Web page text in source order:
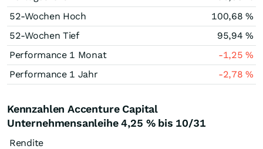
52-Wochen Hoch
100,68%
52-Wochen Tief
95,94%
Performance 1 Monat
-1,25%
Performance 1 Jahr
-2,78%
Kennzahlen Accenture Capital
Unternehmensanleihe 4,25 % bis 10/31
Rendite